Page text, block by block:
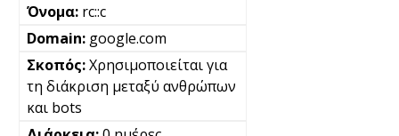
rc::c
google.com
Χρησιμοποιείται για
τη διάκριση μεταξύ ανθρώπων
και bots